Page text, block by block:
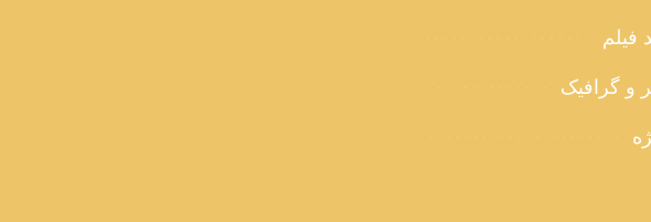
فیلم
و گرافیک